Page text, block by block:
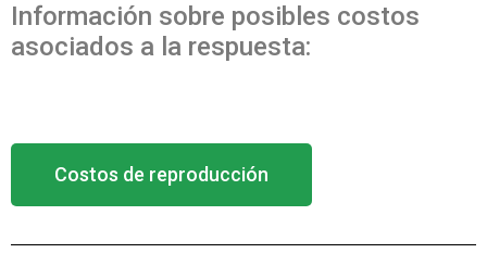
Información sobre posibles costos
asociados a la respuesta:
Costos de reproducción